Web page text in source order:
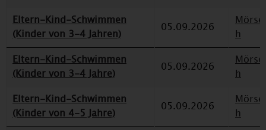
Eltern-Kind-Schwimmen
(Kinder von 3-4 Jahren)
05.09.2026
h
Eltern-Kind-Schwimmen
(Kinder von 3-4 Jahre)
05.09.2026
h
Eltern-Kind-Schwimmen
(Kinder von 4-5 Jahre)
05.09.2026
h